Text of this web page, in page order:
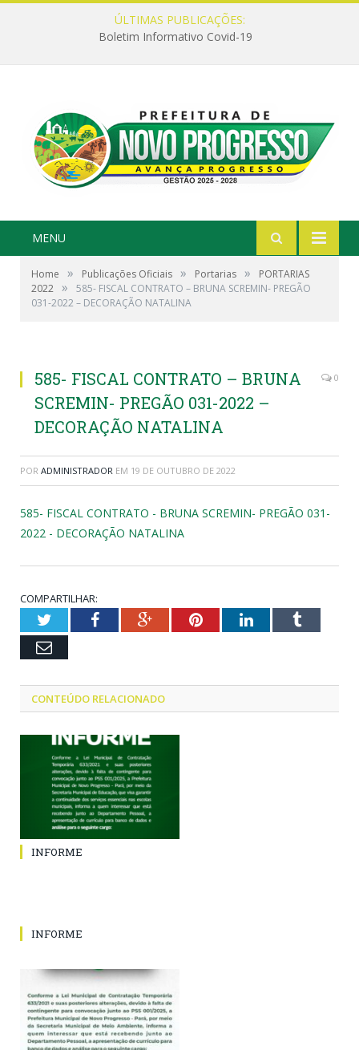
ÚLTIMAS PUBLICAÇÕES:
Boletim Informativo Covid-19
MENU
Home » Publicações Oficiais » Portarias »
PORTARIAS
2022 »
585- FISCAL CONTRATO – BRUNA SCREMIN- PREGÃO
031-2022 – DECORAÇÃO NATALINA
585- FISCAL CONTRATO – BRUNA
SCREMIN- PREGÃO 031-2022 –
DECORAÇÃO NATALINA
0
POR ADMINISTRADOR EM 19 DE OUTUBRO DE 2022
585- FISCAL CONTRATO - BRUNA SCREMIN- PREGÃO 031-
2022 - DECORAÇÃO NATALINA
COMPARTILHAR:
TwitterFacebookGoogle+PinterestLinkedInTumblr
Email
CONTEÚDO RELACIONADO
INFORME
INFORME